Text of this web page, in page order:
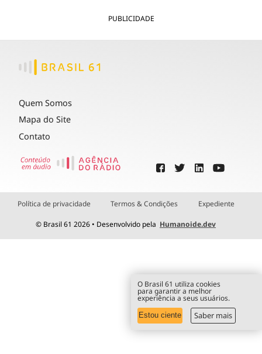
PUBLICIDADE
Quem Somos
Mapa do Site
Contato
Política de privacidade Termos & Condições Expediente
© Brasil 61 2026 • Desenvolvido pela Humanoide.dev
O Brasil 61 utiliza cookies
para garantir a melhor
experiência a seus usuários.
Estou ciente Saber mais